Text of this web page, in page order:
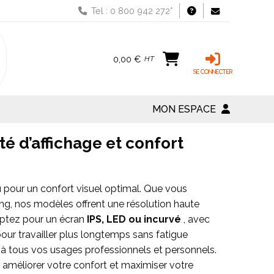
Tel : 0 800 942 272*
0,00 € HT
MON ESPACE
d’affichage et confort
pour un confort visuel optimal. Que vous
nos modèles offrent une résolution haute
pour un écran IPS, LED ou incurvé , avec
travailler plus longtemps sans fatigue
à tous vos usages professionnels et personnels.
améliorer votre confort et maximiser votre